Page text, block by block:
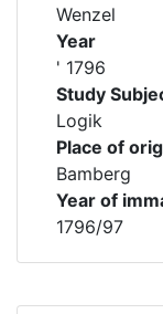
Wenzel
Year
' 1796
Study
Logik
Place of
Bamberg
Year of
1796/97